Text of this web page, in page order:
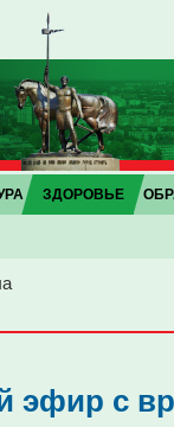
ЗДОРОВЬЕ
эфир с